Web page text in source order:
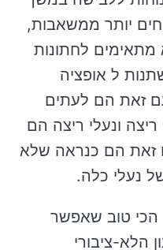
יותר ממשאבות,
לחתונות
ל אופציה
זאת הם לעתים
ונעלי ריצה הם
זאת הם כנראה שלא
נעלי כלה.
הכי טוב שאפשר
הלא-ציבורי